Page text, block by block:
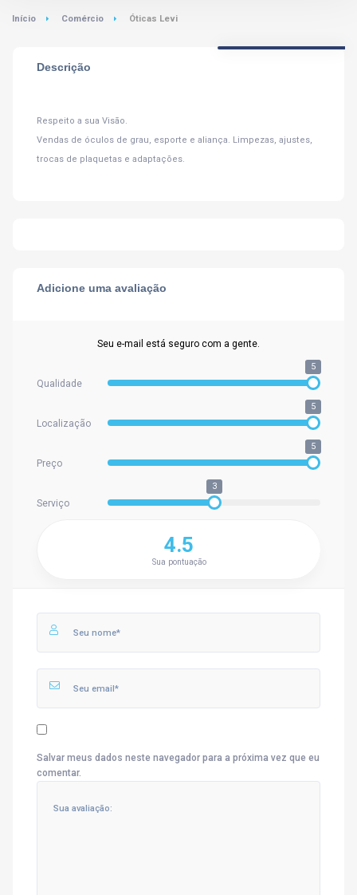
Início Comércio Óticas Levi
Descrição
Respeito a sua Visão.
Vendas de óculos de grau, esporte e aliança. Limpezas, ajustes,
trocas de plaquetas e adaptações.
Adicione uma avaliação
Seu e-mail está seguro com a gente.
Qualidade
5
Localização
5
Preço
5
Serviço
3
4.5
Sua pontuação
Salvar meus dados neste navegador para a próxima vez que eu
comentar.